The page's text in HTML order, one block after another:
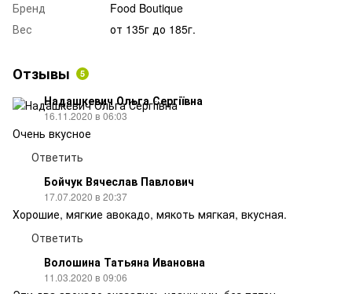
Бренд
Food Boutique
Вес
от 135г до 185г.
Отзывы 5
Надашкевич Ольга Сергіївна
16.11.2020 в 06:03
Очень вкусное
Ответить
Бойчук Вячеслав Павлович
17.07.2020 в 20:37
Хорошие, мягкие авокадо, мякоть мягкая, вкусная.
Ответить
Волошина Татьяна Ивановна
11.03.2020 в 09:06